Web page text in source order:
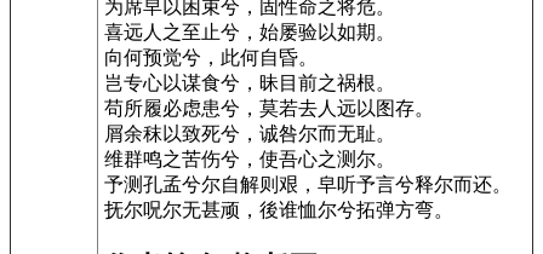
为席皁以困束兮，固性命之将危。
喜远人之至止兮，始屡验以如期。
向何预觉兮，此何自昏。
岂专心以谋食兮，昧目前之祸根。
苟所履必虑患兮，莫若去人远以图存。
屑余秣以致死兮，诚咎尔而无耻。
维群鸣之苦伤兮，使吾心之测尔。
予测孔孟兮尔自解则艰，皁听予言兮释尔而还。
抚尔呪尔无甚顽，後谁恤尔兮拓弹方弯。